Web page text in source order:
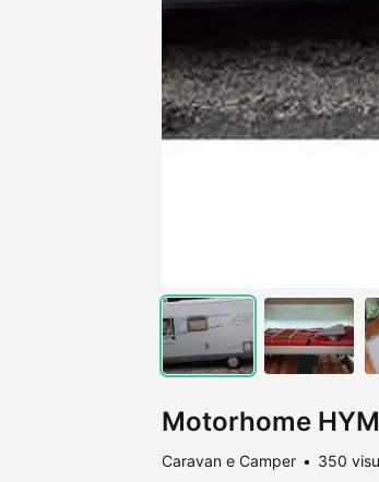
Motorhome
Caravan e Camper 350